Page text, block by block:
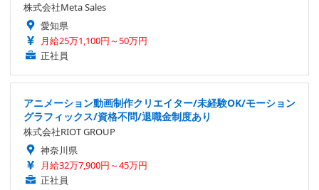
株式会社Meta Sales
愛知県
月給25万1,100円～50万円
正社員
アニメーション動画制作クリエイター/未経験OK/モーション
グラフィックス/資格不問/退職金制度あり
株式会社RIOT GROUP
神奈川県
月給32万7,900円～45万円
正社員